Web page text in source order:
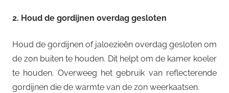
2. Houd de gordijnen overdag gesloten
Houd de gordijnen of jaloezieën overdag gesloten om
de zon buiten te houden. Dit helpt om de kamer koeler
te houden. Overweeg het gebruik van reflecterende
gordijnen die de warmte van de zon weerkaatsen.